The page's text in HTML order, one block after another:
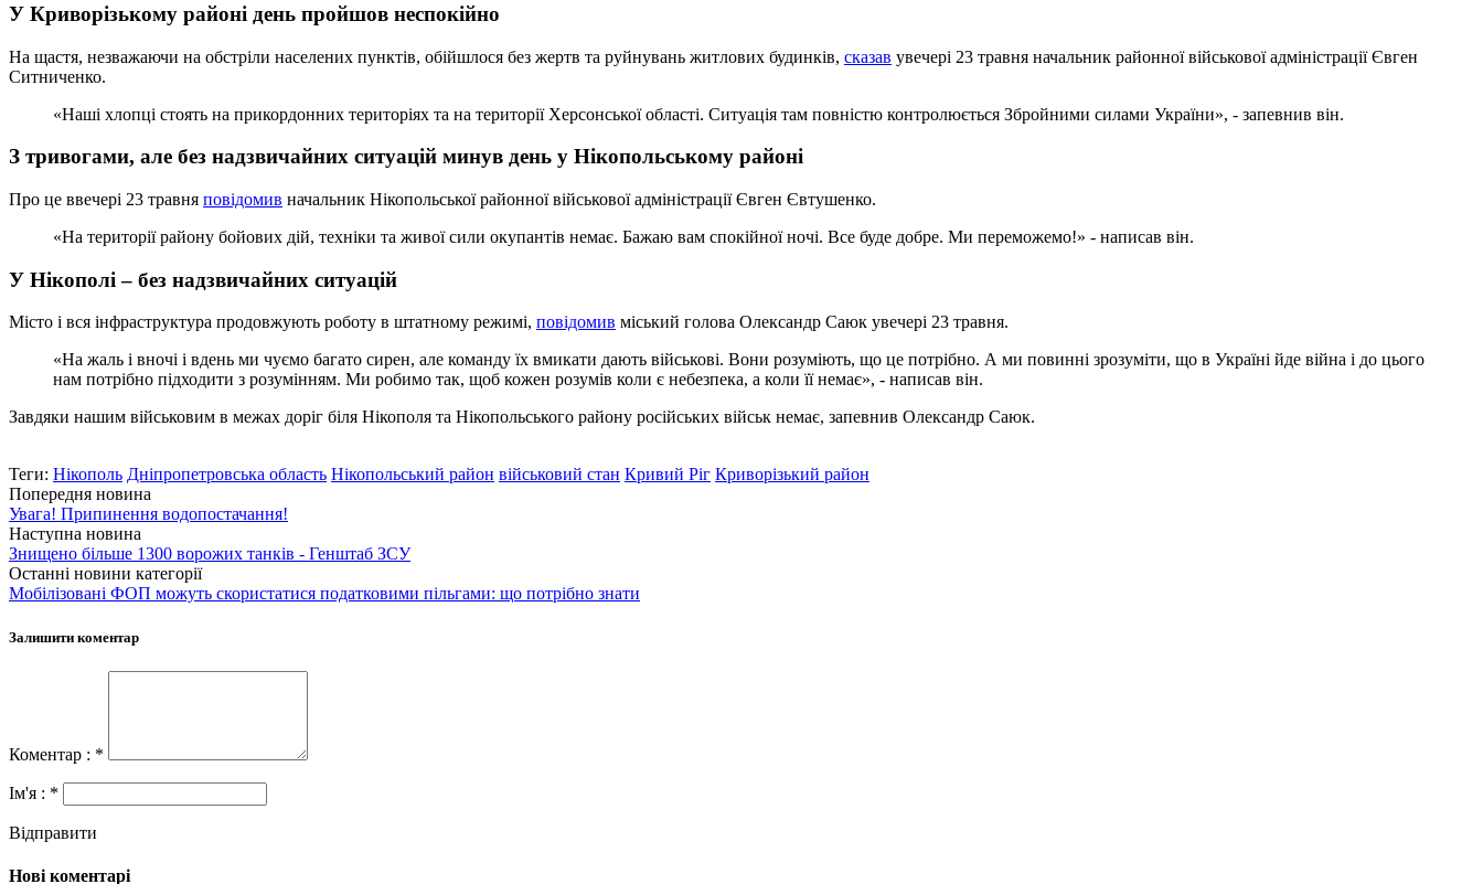
У Криворізькому районі день пройшов неспокійно
На щастя, незважаючи на обстріли населених пунктів, обійшлося без жертв та руйнувань житлових будинків, сказав увечері 23 травня начальник районної військової адміністрації Євген
Ситниченко.
«Наші хлопці стоять на прикордонних територіях та на території Херсонської області. Ситуація там повністю контролюється Збройними силами України», - запевнив він.
З тривогами, але без надзвичайних ситуацій минув день у Нікопольському районі
Про це ввечері 23 травня повідомив начальник Нікопольської районної військової адміністрації Євген Євтушенко.
«На території району бойових дій, техніки та живої сили окупантів немає. Бажаю вам спокійної ночі. Все буде добре. Ми переможемо!» - написав він.
У Нікополі – без надзвичайних ситуацій
Місто і вся інфраструктура продовжують роботу в штатному режимі, повідомив міський голова Олександр Саюк увечері 23 травня.
«На жаль і вночі і вдень ми чуємо багато сирен, але команду їх вмикати дають військові. Вони розуміють, що це потрібно. А ми повинні зрозуміти, що в Україні йде війна і до цього
нам потрібно підходити з розумінням. Ми робимо так, щоб кожен розумів коли є небезпека, а коли її немає», - написав він.
Завдяки нашим військовим в межах доріг біля Нікополя та Нікопольського району російських військ немає, запевнив Олександр Саюк.
Теги: Нікополь Дніпропетровська область Нікопольський район військовий стан Кривий Ріг Криворізький район
Попередня новина
Увага! Припинення водопостачання!
Наступна новина
Знищено більше 1300 ворожих танків - Генштаб ЗСУ
Останні новини категорії
Мобілізовані ФОП можуть скористатися податковими пільгами: що потрібно знати
Залишити коментар
Коментар : *
Ім'я : *
Відправити
Нові коментарі